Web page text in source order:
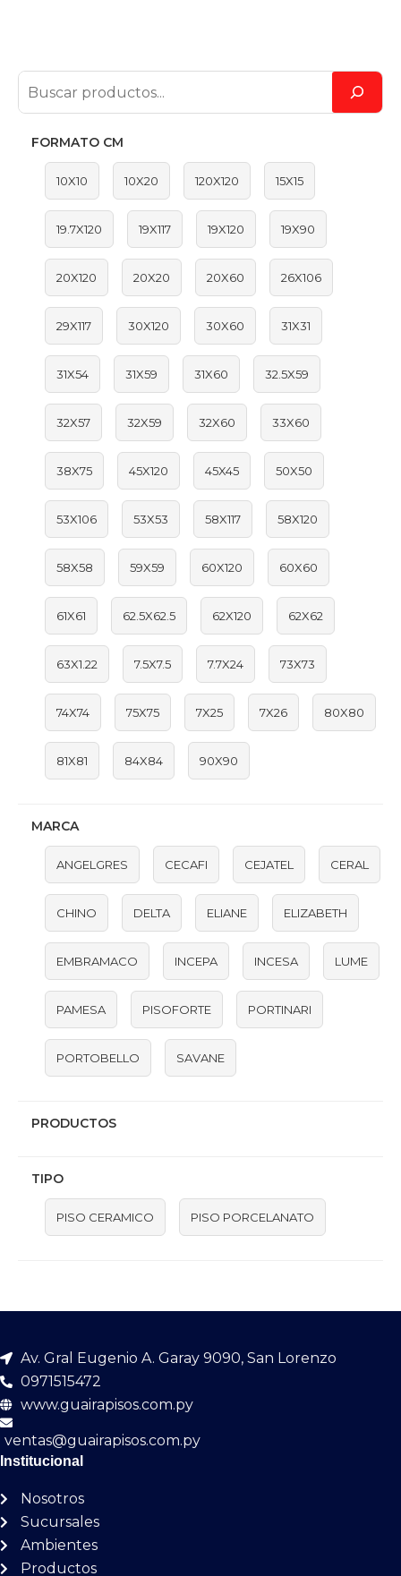
FORMATO CM
10X10 10X20 120X120 15X15
19.7X120 19X117 19X120 19X90
20X120 20X20 20X60 26X106
29X117 30X120 30X60 31X31
31X54 31X59 31X60 32.5X59
32X57 32X59 32X60 33X60
38X75 45X120 45X45 50X50
53X106 53X53 58X117 58X120
58X58 59X59 60X120 60X60
61X61 62.5X62.5 62X120 62X62
63X1.22 7.5X7.5 7.7X24 73X73
74X74 75X75 7X25 7X26 80X80
81X81 84X84 90X90
MARCA
ANGELGRES CECAFI CEJATEL CERAL
CHINO DELTA ELIANE ELIZABETH
EMBRAMACO INCEPA INCESA LUME
PAMESA PISOFORTE PORTINARI
PORTOBELLO SAVANE
PRODUCTOS
TIPO
PISO CERAMICO PISO PORCELANATO
Av. Gral Eugenio A. Garay 9090, San Lorenzo
0971515472
www.guairapisos.com.py
ventas@guairapisos.com.py
Institucional
Nosotros
Sucursales
Ambientes
Productos